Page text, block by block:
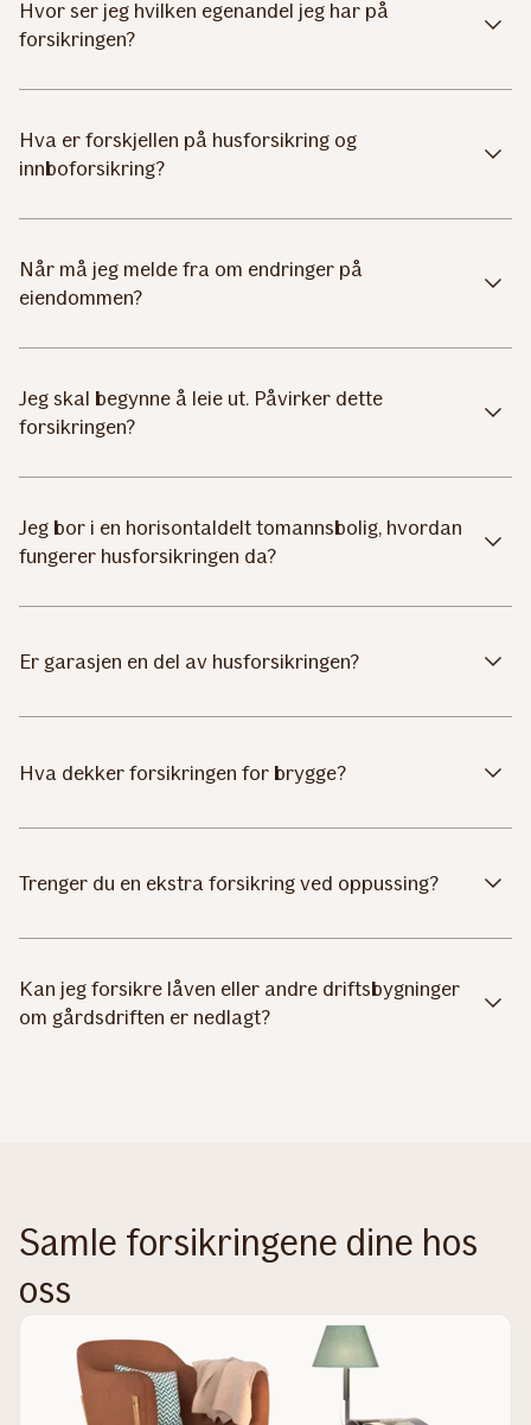
Hvor ser jeg hvilken egenandel jeg har på
forsikringen?
Hva er forskjellen på husforsikring og
innboforsikring?
Når må jeg melde fra om endringer på
eiendommen?
Jeg skal begynne å leie ut. Påvirker dette
forsikringen?
Jeg bor i en horisontaldelt tomannsbolig, hvordan
fungerer husforsikringen da?
Er garasjen en del av husforsikringen?
Hva dekker forsikringen for brygge?
Trenger du en ekstra forsikring ved oppussing?
Kan jeg forsikre låven eller andre driftsbygninger
om gårdsdriften er nedlagt?
Samle forsikringene dine hos
oss